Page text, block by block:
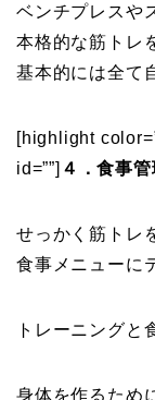
ベンチプレスや
本格的な筋トレ
基本的には全て
[highlight
id=””] ４．食事管
せっかく筋トレ
食事メニューに
トレーニングと
身体を作るため